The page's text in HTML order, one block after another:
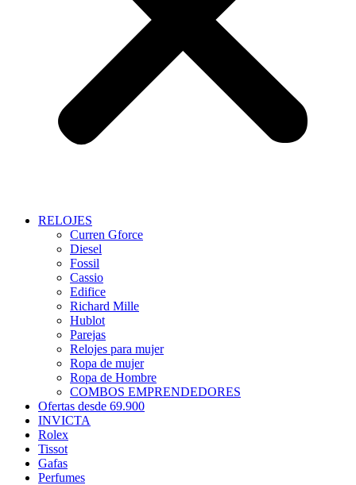
RELOJES
Curren Gforce
Diesel
Fossil
Cassio
Edifice
Richard Mille
Hublot
Parejas
Relojes para mujer
Ropa de mujer
Ropa de Hombre
COMBOS EMPRENDEDORES
Ofertas desde 69.900
INVICTA
Rolex
Tissot
Gafas
Perfumes